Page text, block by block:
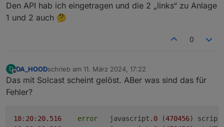
Da müssen bspw. Dein Solcast-API-Key, Ressource-
Keys etc eingetragen sein, sind die korrekt hinterlegt?
Den API hab ich eingetragen und die 2 „links“ zu Anlage
1 und 2 auch 🤔
0
D
Offline
DA_HOODschrieb am 11. März 2024, 17:22
zuletzt editiert von
Das mit Solcast scheint gelöst. ABer was sind das für
Fehler?
18: 20: 20.516 error
	javascript
.0 (470456)